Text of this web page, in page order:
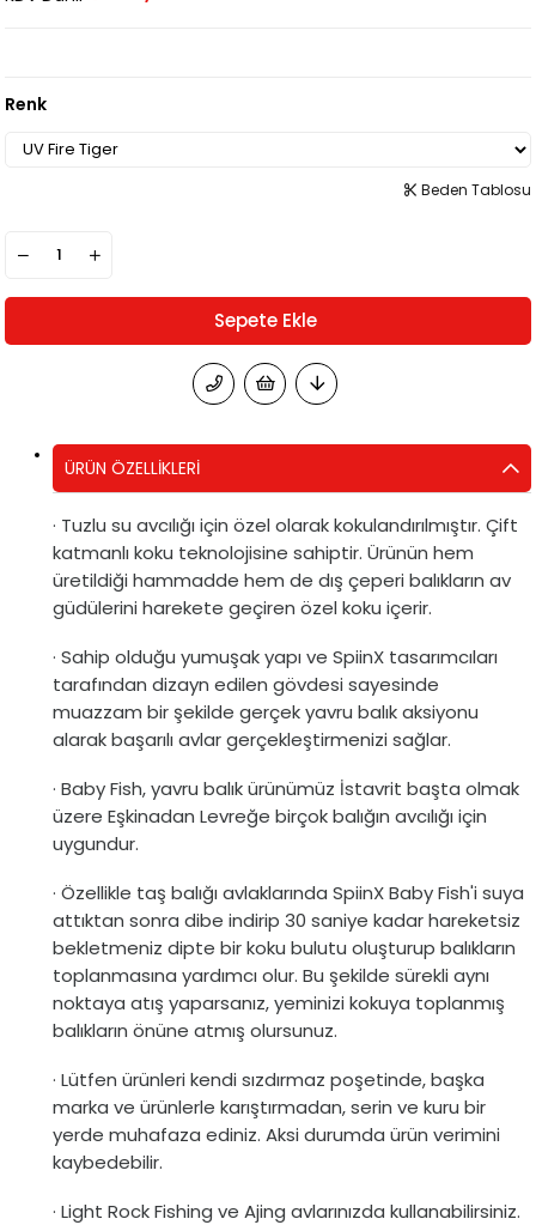
Renk
Beden Tablosu
ÜRÜN ÖZELLIKLERI
· Tuzlu su avcılığı için özel olarak kokulandırılmıştır. Çift
katmanlı koku teknolojisine sahiptir. Ürünün hem
üretildiği hammadde hem de dış çeperi balıkların av
güdülerini harekete geçiren özel koku içerir.
· Sahip olduğu yumuşak yapı ve SpiinX tasarımcıları
tarafından dizayn edilen gövdesi sayesinde
muazzam bir şekilde gerçek yavru balık aksiyonu
alarak başarılı avlar gerçekleştirmenizi sağlar.
· Baby Fish, yavru balık ürünümüz İstavrit başta olmak
üzere Eşkinadan Levreğe birçok balığın avcılığı için
uygundur.
· Özellikle taş balığı avlaklarında SpiinX Baby Fish'i suya
attıktan sonra dibe indirip 30 saniye kadar hareketsiz
bekletmeniz dipte bir koku bulutu oluşturup balıkların
toplanmasına yardımcı olur. Bu şekilde sürekli aynı
noktaya atış yaparsanız, yeminizi kokuya toplanmış
balıkların önüne atmış olursunuz.
· Lütfen ürünleri kendi sızdırmaz poşetinde, başka
marka ve ürünlerle karıştırmadan, serin ve kuru bir
yerde muhafaza ediniz. Aksi durumda ürün verimini
kaybedebilir.
· Light Rock Fishing ve Ajing avlarınızda kullanabilirsiniz.